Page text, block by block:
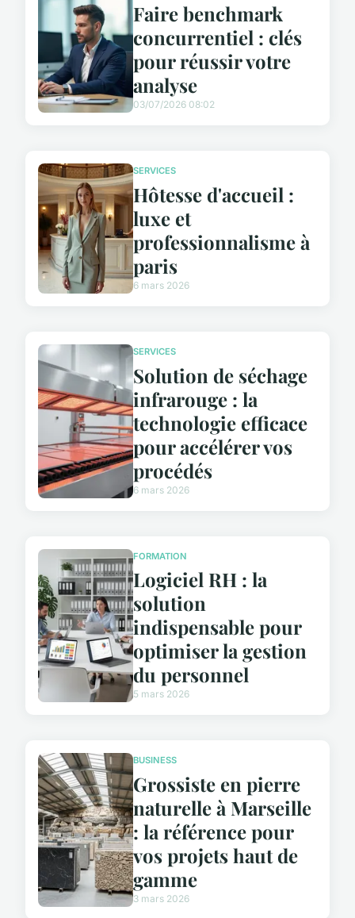
Faire benchmark
concurrentiel : clés
pour réussir votre
analyse
03/07/2026 08:02
SERVICES
Hôtesse d'accueil :
luxe et
professionnalisme à
paris
6 mars 2026
SERVICES
Solution de séchage
infrarouge : la
technologie efficace
pour accélérer vos
procédés
6 mars 2026
FORMATION
Logiciel RH : la
solution
indispensable pour
optimiser la gestion
du personnel
5 mars 2026
BUSINESS
Grossiste en pierre
naturelle à Marseille
: la référence pour
vos projets haut de
gamme
3 mars 2026